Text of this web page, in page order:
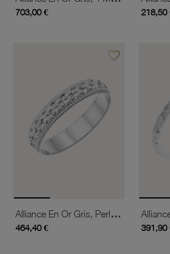
703,00 € 218,50
favorite_borderAjouter à vos
Alliance En Or Gris, Perlée 4 Mm
464,40 € 391,90